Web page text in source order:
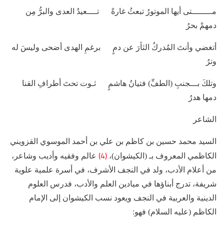
مــــــــتى أيها الموتورُ تبعثُ غارةً تــــعيدُ العدى والبرُّ مِن
دمهمْ بحرُ
أتغضي وأنتَ المُدركُ الثأرَ عن دمٍ برغمِ الهدى أضحى وليسَ له
وترُ
وتلكَ بـــجنبِ (الطفِّ) فتيانُ هاشمٍ ثـوت تحتَ أطرافِ القنا
دمها هدرُ
الشاعر
السيد محمد حسين بن كاظم بن علي بن أحمد الموسوي القزويني
الكاظمي المعروف بـ (الكيشوان)، (4)
عالم وفقيه وأديب وشاعر،
من أعلام الأدب، ولد في النجف الأشرف، في أسرة علمية علوية
شريفة، تدرج أبناؤها في ميادين العلم والأدب، فدرس العلوم
الدينية والعربية في النجف ويعود نسب الكيشوان إلى الإمام
الكاظم (عليه السلام) فهو: